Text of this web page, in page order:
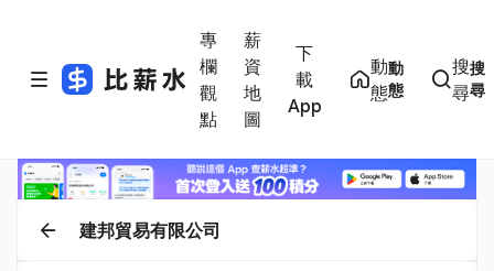
專
欄
觀
點
薪
資
地
圖
下
載
App
動
態
動
態
搜
尋
搜
尋
建邦貿易有限公司